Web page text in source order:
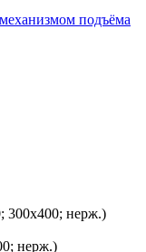
подъёма
нерж.)